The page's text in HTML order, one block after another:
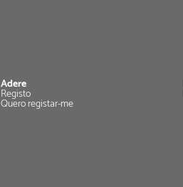
Adere
Registo
Quero registar-me